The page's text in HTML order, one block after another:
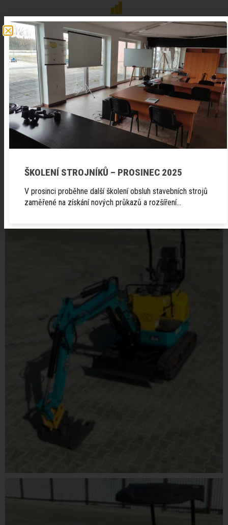
Fotogalerie
ŠKOLENÍ STROJNÍKŮ – PROSINEC 2025
V prosinci proběhne další školení obsluh stavebních strojů
zaměřené na získání nových průkazů a rozšíření…